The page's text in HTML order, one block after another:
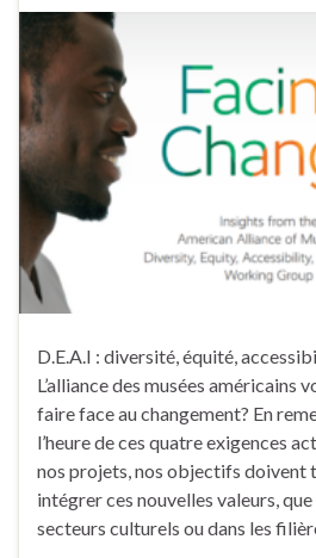
D.E.A.I : diversité, équité,
L’alliance des musées américains
faire face au changement? En
l’heure de ces quatre exigences
nos projets, nos objectifs doivent
intégrer ces nouvelles valeurs,
secteurs culturels ou dans les